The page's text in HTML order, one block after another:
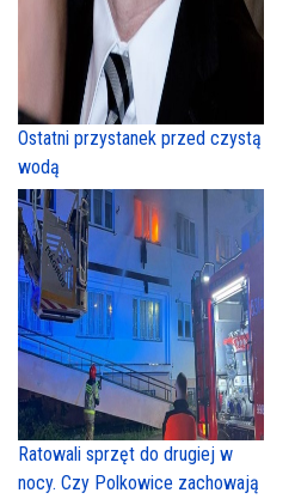
Ostatni przystanek przed czystą
wodą
Ratowali sprzęt do drugiej w
nocy. Czy Polkowice zachowają